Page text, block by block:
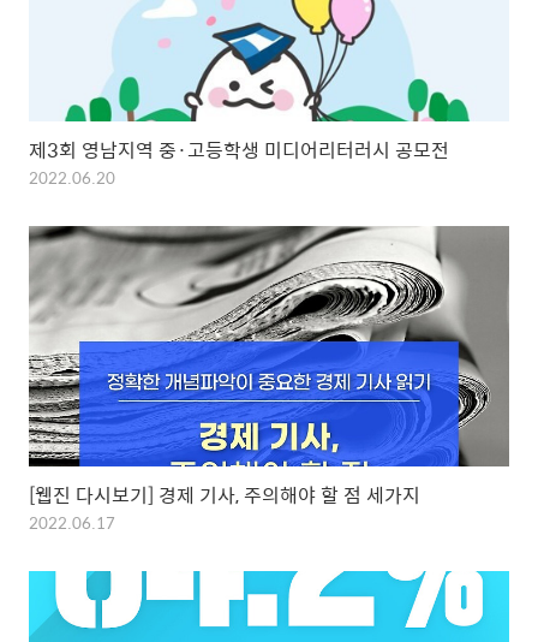
제3회 영남지역 중·고등학생 미디어리터러시 공모전
2022.06.20
[웹진 다시보기] 경제 기사, 주의해야 할 점 세가지
2022.06.17